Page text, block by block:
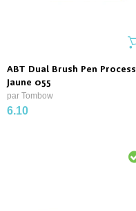
ABT Dual Brush Pen Process
Jaune 055
par Tombow
6.10